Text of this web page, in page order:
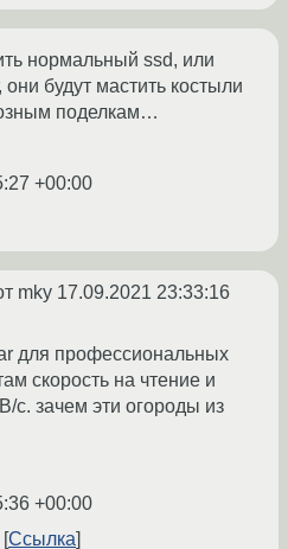
нормальный ssd, или
они будут мастить костыли
поделкам…
+00:00
mky 17.09.2021 23:33:16
для профессиональных
скорость на чтение и
c. зачем эти огороды из
+00:00
Ссылка